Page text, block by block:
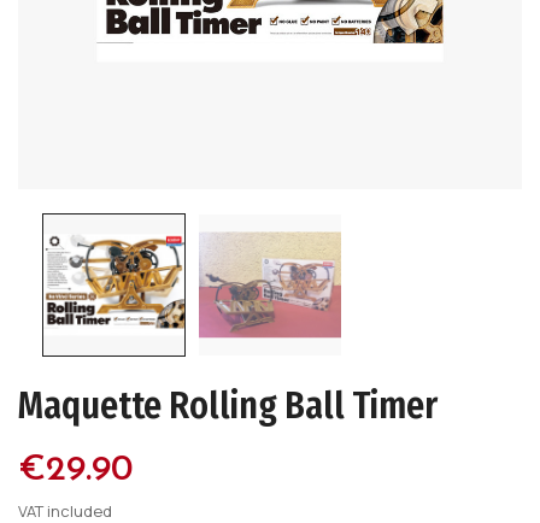
Maquette Rolling Ball Timer
€29.90
VAT included